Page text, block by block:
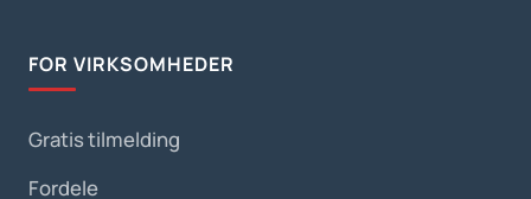
FOR VIRKSOMHEDER
Gratis tilmelding
Fordele